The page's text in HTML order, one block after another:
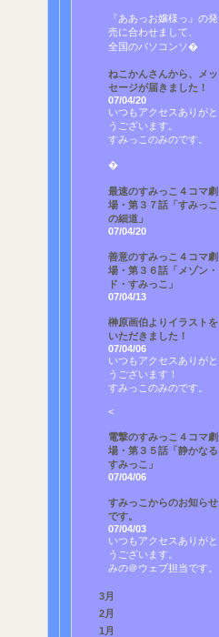
『ああっお嬢様っ』の発
売に合わせまして、
全国のパソコンソ�
ねこかんさんから、メッ
セージが届きました！
07/04/20
いつもアクセスありがと
うございます。
すみっこのみのです。
�
最速のすみっこ４コマ劇
場・第３７話「すみっこ
の細道」
07/04/20
善意のすみっこ４コマ劇
場・第３６話「メゾン・
ド・すみっこ」
07/04/13
榊原画伯よりイラストを
いただきました！
07/04/06
いつもアクセスありがと
うございます！
すみっこのみのです。
<
電撃のすみっこ４コマ劇
場・第３５話「静かなる
すみっこ」
07/04/06
すみっこからのお知らせ
です。
07/04/03
いつもアクセスありがと
うございます。
みの＠ウェブ担当です。
3月
2月
1月